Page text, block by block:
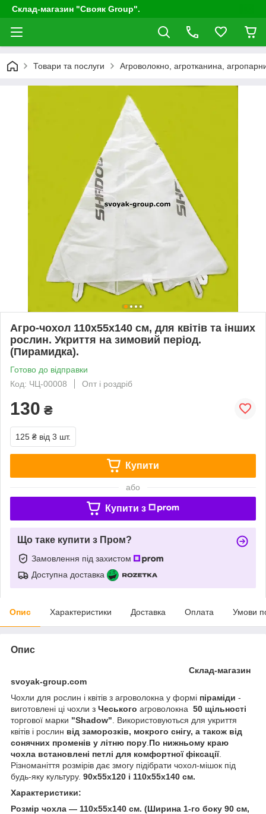
Склад-магазин "Свояк Group".
Товари та послуги Агроволокно, агротканина,
Агро-чохол 110х55х140 см, для квітів та інших
рослин. Укриття на зимовий період.
(Пирамидка).
Готово до відправки
Код: ЧЦ-00008
Опт і роздріб
130 ₴
125 ₴ від 3 шт.
Купити
або
Купити з
Що таке купити з Пром?
Замовлення під захистом
Доступна доставка
Опис Характеристики Доставка Оплата Умови
Опис
Склад-магазин
svoyak-group.com
Чохли для рослин і квітів з агроволокна у формі піраміди -
виготовлені ці чохли з Чеського агроволокна 50 щільності
торгової марки "Shadow" . Використовуються для укриття
квітів і рослин від заморозків, мокрого снігу, а також від
сонячних променів у літню пору По нижньому краю
чохла встановлені петлі для комфортної фіксації.
Різноманіття розмірів дає змогу підібрати чохол-мішок під
будь-яку культуру. 90х55х120 і 110х55х140 см.
Характеристики:
Розмір чохла — 110х55х140 см. (Ширина 1-го боку 90 см,